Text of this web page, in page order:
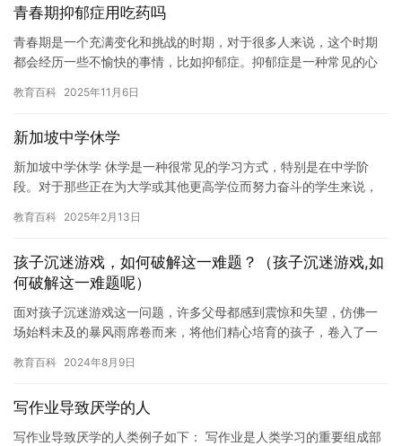
青春期抑郁症用吃药吗
青春期是一个充满变化和挑战的时期，对于很多人来说，这个时期
都会经历一些不愉快的事情，比如抑郁症。抑郁症是一种常见的心
些人可…
教育百科 2025年11月6日
新加坡中学休学
新加坡中学休学 休学是一种很常见的学习方式，特别是在中学阶
段。对于那些正在为大学或其他更高学位而努力奋斗的学生来说，
新加…
教育百科 2025年2月13日
孩子沉迷游戏，如何破解这一难题？（孩子沉迷游戏,如
何破解这一难题呢）
面对孩子沉迷游戏这一问题，许多父母都感到震惊和失望，仿佛一
场始料未及的暴风雨席卷而来，将他们精心培育的孩子，卷入了一
会陷…
教育百科 2024年8月9日
写作业导致厌学的人
写作业导致厌学的人类例子如下： 写作业是人类学习的重要组成部